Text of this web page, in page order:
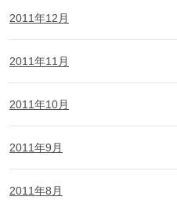
2011年12月
2011年11月
2011年10月
2011年9月
2011年8月